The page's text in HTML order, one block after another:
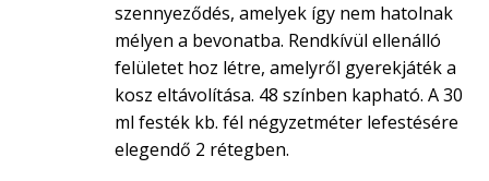
szennyeződés, amelyek így nem hatolnak
mélyen a bevonatba. Rendkívül ellenálló
felületet hoz létre, amelyről gyerekjáték a
kosz eltávolítása. 48 színben kapható. A 30
ml festék kb. fél négyzetméter lefestésére
elegendő 2 rétegben.